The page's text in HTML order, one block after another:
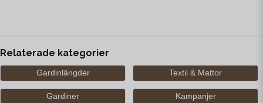
Relaterade kategorier
Gardinlängder Textil & Mattor
Gardiner Kampanjer